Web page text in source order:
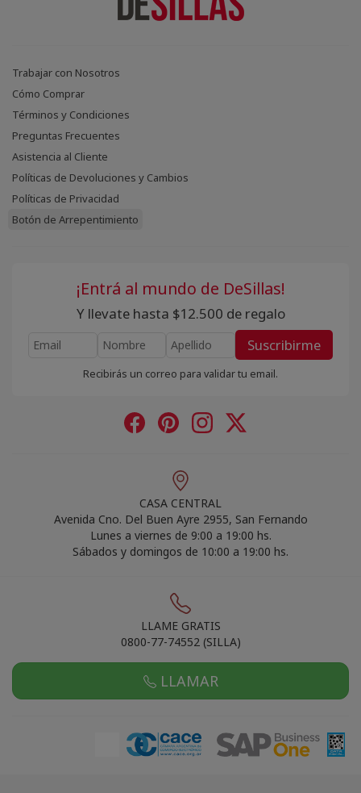
Trabajar con Nosotros
Cómo Comprar
Términos y Condiciones
Preguntas Frecuentes
Asistencia al Cliente
Políticas de Devoluciones y Cambios
Políticas de Privacidad
Botón de Arrepentimiento
¡Entrá al mundo de DeSillas!
Y llevate hasta $12.500 de regalo
Suscribirme
Recibirás un correo para validar tu email.
CASA CENTRAL
Avenida Cno. Del Buen Ayre 2955, San Fernando
Lunes a viernes de 9:00 a 19:00 hs.
Sábados y domingos de 10:00 a 19:00 hs.
LLAME GRATIS
0800-77-74552 (SILLA)
LLAMAR